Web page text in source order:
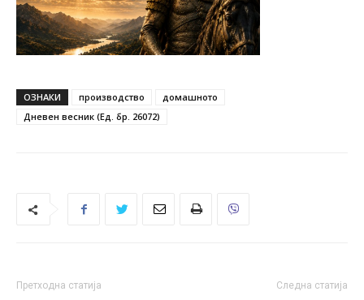
ОЗНАКИ производство
домашното
Дневен весник (Ед. бр. 26072)
Претходна статија Следна статија